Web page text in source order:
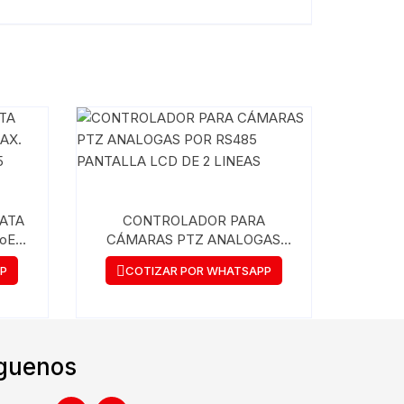
CONTROLADOR PARA
CÁMARAS PTZ ANALOGAS
POR RS485 PANTALLA LCD
DE 2 LINEAS
COTIZAR POR WHATSAPP